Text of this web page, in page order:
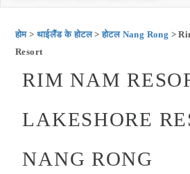
होम>थाईलैंड के होटल>होटल Nang Rong >
Resort
RIM NAM
LAKESHORE
NANG RONG